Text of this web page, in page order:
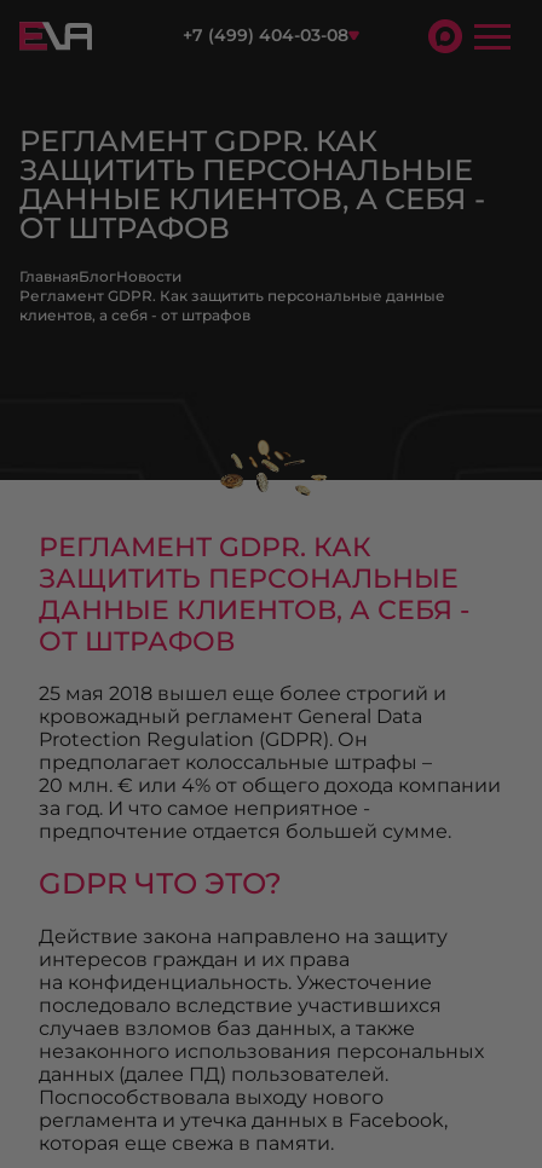
+7 (499) 404-03-08
РЕГЛАМЕНТ GDPR. КАК
ЗАЩИТИТЬ ПЕРСОНАЛЬНЫЕ
ДАННЫЕ КЛИЕНТОВ, А СЕБЯ -
ОТ ШТРАФОВ
ГлавнаяБлогНовости
Регламент GDPR. Как защитить персональные данные
клиентов, а себя - от штрафов
РЕГЛАМЕНТ GDPR. КАК
ЗАЩИТИТЬ ПЕРСОНАЛЬНЫЕ
ДАННЫЕ КЛИЕНТОВ, А СЕБЯ -
ОТ ШТРАФОВ
25 мая 2018 вышел еще более строгий и
кровожадный регламент General Data
Protection Regulation (GDPR). Он
предполагает колоссальные штрафы –
20 млн. € или 4% от общего дохода компании
за год. И что самое неприятное -
предпочтение отдается большей сумме.
GDPR ЧТО ЭТО?
Действие закона направлено на защиту
интересов граждан и их права
на конфиденциальность. Ужесточение
последовало вследствие участившихся
случаев взломов баз данных, а также
незаконного использования персональных
данных (далее ПД) пользователей.
Поспособствовала выходу нового
регламента и утечка данных в Facebook,
которая еще свежа в памяти.